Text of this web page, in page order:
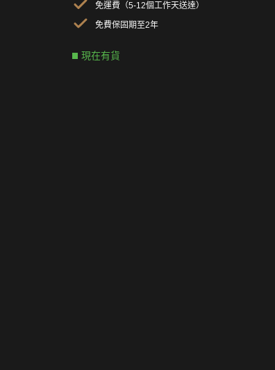
免運費（5-12個工作天送達）
免費保固期至2年
現在有貨